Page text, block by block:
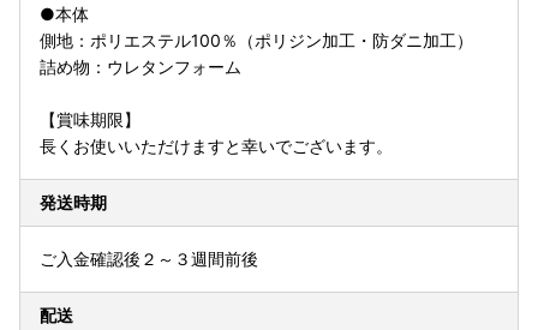
●本体
側地：ポリエステル100％（ポリジン加工・防ダニ加工）
詰め物：ウレタンフォーム
【賞味期限】
長くお使いいただけますと幸いでございます。
発送時期
ご入金確認後２～３週間前後
配送